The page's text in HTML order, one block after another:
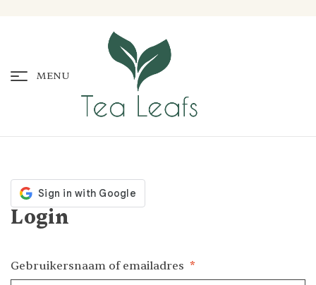
MENU
Login
Gebruikersnaam of emailadres *